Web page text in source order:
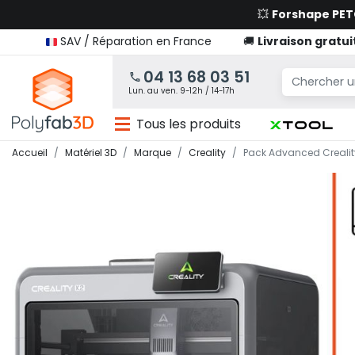
💥 Forshape
SAV / Réparation en France
🚚 Livraison
04 13 68 03 51
Lun. au ven. 9-12h / 14-17h
Tous les produits
Accueil Matériel 3D Marque Creality Pack Advanced